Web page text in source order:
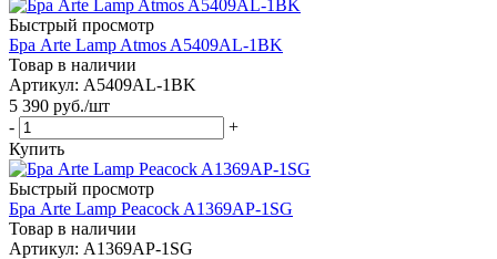
Быстрый просмотр
Бра Arte Lamp Atmos A5409AL-1BK
Товар в наличии
Артикул: A5409AL-1BK
5 390 руб./шт
-
+
Купить
Быстрый просмотр
Бра Arte Lamp Peacock A1369AP-1SG
Товар в наличии
Артикул: A1369AP-1SG